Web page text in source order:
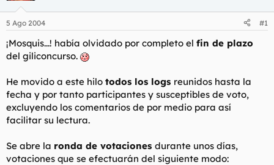
a
d
o
d
e
t
e
m
a
e
i
o
5 Ago 2004 #1
¡Mosquis...! había olvidado por completo el fin de plazo
del giliconcurso.
He movido a este hilo todos los logs reunidos hasta la
fecha y por tanto participantes y susceptibles de voto,
excluyendo los comentarios de por medio para así
facilitar su lectura.
Se abre la ronda de votaciones durante unos días,
votaciones que se efectuarán del siguiente modo: